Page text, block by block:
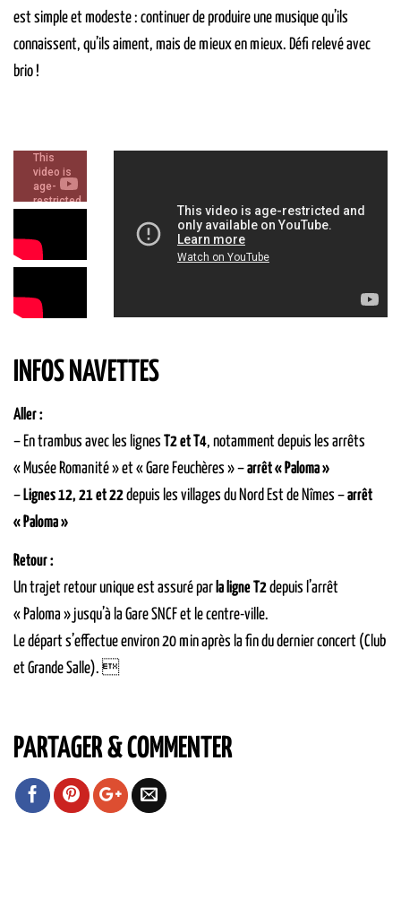
est simple et modeste : continuer de produire une musique qu’ils
connaissent, qu’ils aiment, mais de mieux en mieux. Défi relevé avec
brio !
INFOS NAVETTES
Aller :
– En trambus avec les lignes T2 et T4, notamment depuis les arrêts
« Musée Romanité » et « Gare Feuchères » –arrêt « Paloma »
– Lignes 12, 21 et 22depuis les villages du Nord Est de Nîmes –arrêt
« Paloma »
Retour :
Un trajet retour unique est assuré par la ligne T2depuis l’arrêt
« Paloma » jusqu’à la Gare SNCF et le centre-ville.
Le départ s’effectue environ 20 min après la fin du dernier concert (Club
et Grande Salle). 
PARTAGER & COMMENTER